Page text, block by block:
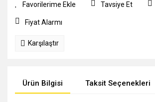
Tavsiye Et
Fiyat Alarmı
Karşılaştır
Ürün Bilgisi Taksit Seçenekleri